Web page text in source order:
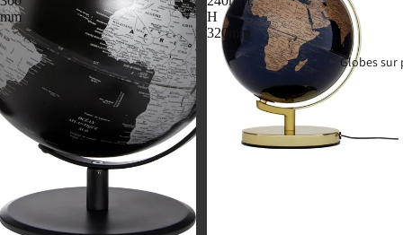
Globes sur
mm
H
320mm